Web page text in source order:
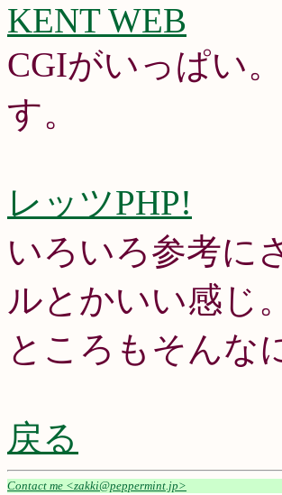
KENT WEB
CGIがいっぱい
す。
レッツPHP!
いろいろ参考に
ルとかいい感じ
ところもそんな
戻る
Contact me <zakki@peppermint.jp>